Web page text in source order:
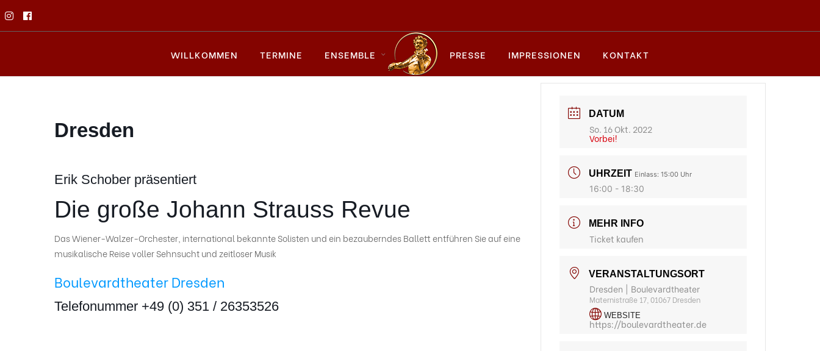
WILLKOMMEN TERMINE ENSEMBLE PRESSE IMPRESSIONEN KONTAKT
Dresden
Erik Schober präsentiert
Die große Johann Strauss Revue
Das Wiener-Walzer-Orchester, international bekannte Solisten und ein bezauberndes Ballett entführen Sie auf eine
musikalische Reise voller Sehnsucht und zeitloser Musik
Boulevardtheater Dresden
Telefonummer +49 (0) 351 / 26353526
DATUM
So. 16 Okt. 2022
Vorbei!
UHRZEIT Einlass: 15:00 Uhr
16:00 - 18:30
MEHR INFO
Ticket kaufen
VERANSTALTUNGSORT
Dresden | Boulevardtheater
Maternistraße 17, 01067 Dresden
WEBSITE
https://boulevardtheater.de